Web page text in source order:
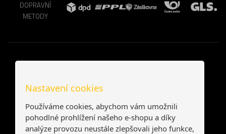
DOPRAVNÍ
METODY
Nastavení cookies
Používáme cookies, abychom vám umožnili
pohodlné prohlížení našeho e-shopu a díky
analýze provozu neustále zlepšovali jeho funkce,